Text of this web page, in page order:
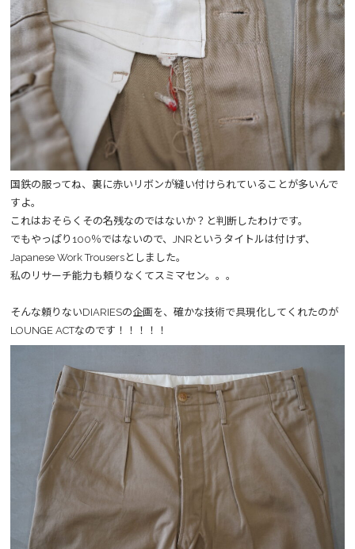
国鉄の服ってね、裏に赤いリボンが縫い付けられていることが多いんで
すよ。
これはおそらくその名残なのではないか？と判断したわけです。
でもやっぱり100％ではないので、JNRというタイトルは付けず、
Japanese Work Trousersとしました。
私のリサーチ能力も頼りなくてスミマセン。。。
そんな頼りないDIARIESの企画を、確かな技術で具現化してくれたのが
LOUNGE ACTなのです！！！！！